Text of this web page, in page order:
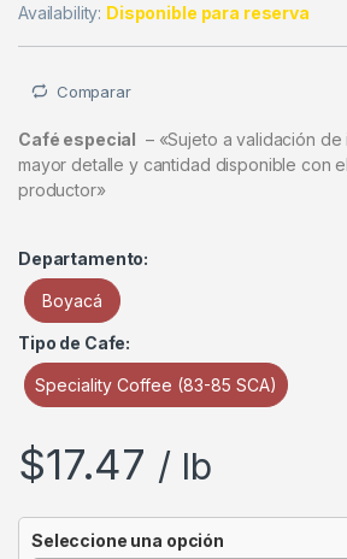
Availability: Disponible para reserva
Comparar
Café especial – «Sujeto a validación de
mayor detalle y cantidad disponible con
productor»
Departamento:
Boyacá
Tipo de Cafe:
Speciality Coffee (83-85 SCA)
$17.47 / lb
Seleccione una opción